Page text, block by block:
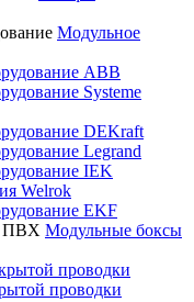
Модульное
ABB
Systeme
DEKraft
Legrand
IEK
Welrok
EKF
Модульные боксы
проводки
проводки